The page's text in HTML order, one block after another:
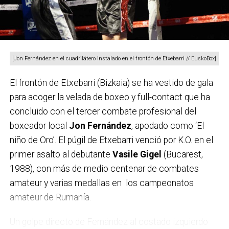
[Jon Fernández en el cuadrilátero instalado en el frontón de Etxebarri // EuskoBox]
El frontón de Etxebarri (Bizkaia) se ha vestido de gala
para acoger la velada de boxeo y full-contact que ha
concluido con el tercer combate profesional del
boxeador local Jon Fernández, apodado como ‘El
niño de Oro’. El púgil de Etxebarri venció por K.O. en el
primer asalto al debutante Vasile Gigel (Bucarest,
1988), con más de medio centenar de combates
amateur y varias medallas en los campeonatos
amateur de Rumanía.